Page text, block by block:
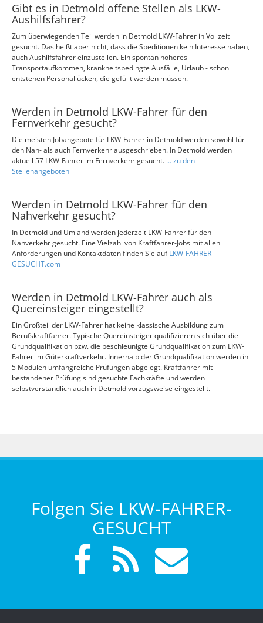
Gibt es in Detmold offene Stellen als LKW-
Aushilfsfahrer?
Zum überwiegenden Teil werden in Detmold LKW-Fahrer in Vollzeit
gesucht. Das heißt aber nicht, dass die Speditionen kein Interesse haben,
auch Aushilfsfahrer einzustellen. Ein spontan höheres
Transportaufkommen, krankheitsbedingte Ausfälle, Urlaub - schon
entstehen Personallücken, die gefüllt werden müssen.
Werden in Detmold LKW-Fahrer für den
Fernverkehr gesucht?
Die meisten Jobangebote für LKW-Fahrer in Detmold werden sowohl für
den Nah- als auch Fernverkehr ausgeschrieben. In Detmold werden
aktuell 57 LKW-Fahrer im Fernverkehr gesucht. ... zu den
Stellenangeboten
Werden in Detmold LKW-Fahrer für den
Nahverkehr gesucht?
In Detmold und Umland werden jederzeit LKW-Fahrer für den
Nahverkehr gesucht. Eine Vielzahl von Kraftfahrer-Jobs mit allen
Anforderungen und Kontaktdaten finden Sie aufLKW-FAHRER-
GESUCHT.com
Werden in Detmold LKW-Fahrer auch als
Quereinsteiger eingestellt?
Ein Großteil der LKW-Fahrer hat keine klassische Ausbildung zum
Berufskraftfahrer. Typische Quereinsteiger qualifizieren sich über die
Grundqualifikation bzw. die beschleunigte Grundqualifikation zum LKW-
Fahrer im Güterkraftverkehr. Innerhalb der Grundqualifikation werden in
5 Modulen umfangreiche Prüfungen abgelegt. Kraftfahrer mit
bestandener Prüfung sind gesuchte Fachkräfte und werden
selbstverständlich auch in Detmold vorzugsweise eingestellt.
Folgen Sie LKW-FAHRER-
GESUCHT